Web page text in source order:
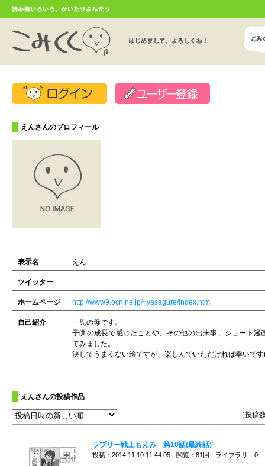
えんさんのプロフィール
表示名 えん
ツイッター
ホームページ http://www9.ocn.ne.jp/~yasagure/index.html
自己紹介
一児の母です。
子供の成長で感じたことや、その他の出来事、ショート漫
てみました。
決してうまくない絵ですが、楽しんでいただければ幸いで
えんさんの投稿作品
（投稿
ラプリー戦士もえみ 第10話(最終話)
投稿：2014.11.10 11:44:05 - 閲覧：81回 - ライブラリ：0